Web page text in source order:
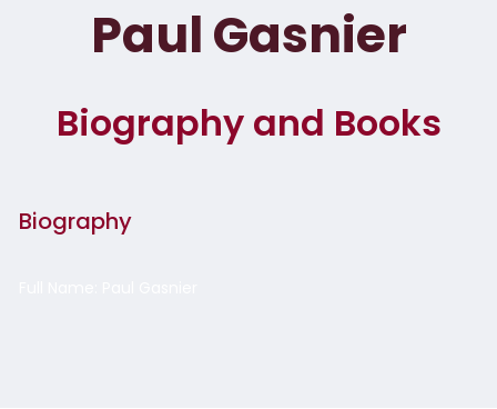
Paul Gasnier
Biography and Books
Biography